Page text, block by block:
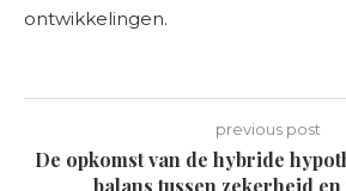
ontwikkelingen.
previous post
De opkomst van de hybride
balans tussen zekerheid